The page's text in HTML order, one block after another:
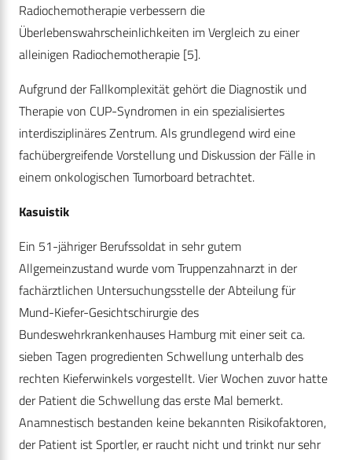
Radiochemotherapie verbessern die
Überlebenswahrscheinlichkeiten im Vergleich zu einer
alleinigen Radiochemotherapie [5].
Aufgrund der Fallkomplexität gehört die Diagnostik und
Therapie von CUP-Syndromen in ein spezialisiertes
interdisziplinäres Zentrum. Als grundlegend wird eine
fachübergreifende Vorstellung und Diskussion der Fälle in
einem onkologischen Tumorboard betrachtet.
Kasuistik
Ein 51-jähriger Berufssoldat in sehr gutem
Allgemeinzustand wurde vom Truppenzahnarzt in der
fachärztlichen Untersuchungsstelle der Abteilung für
Mund-Kiefer-Gesichtschirurgie des
Bundeswehrkrankenhauses Hamburg mit einer seit ca.
sieben Tagen progredienten Schwellung unterhalb des
rechten Kieferwinkels vorgestellt. Vier Wochen zuvor hatte
der Patient die Schwellung das erste Mal bemerkt.
Anamnestisch bestanden keine bekannten Risikofaktoren,
der Patient ist Sportler, er raucht nicht und trinkt nur sehr